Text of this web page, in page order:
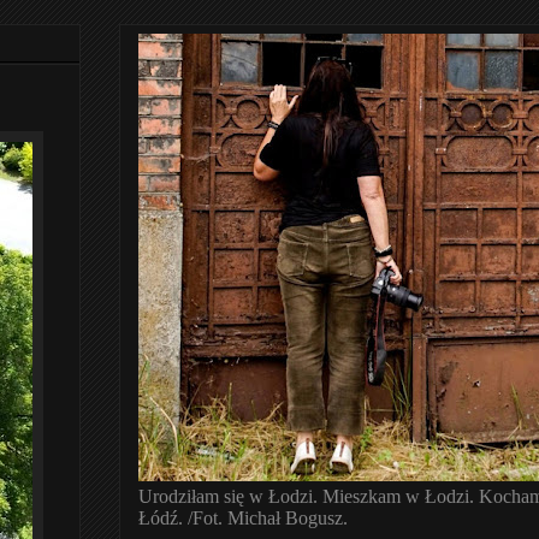
Urodziłam się w Łodzi. Mieszkam w Łodzi.
Łódź. /Fot. Michał Bogusz.